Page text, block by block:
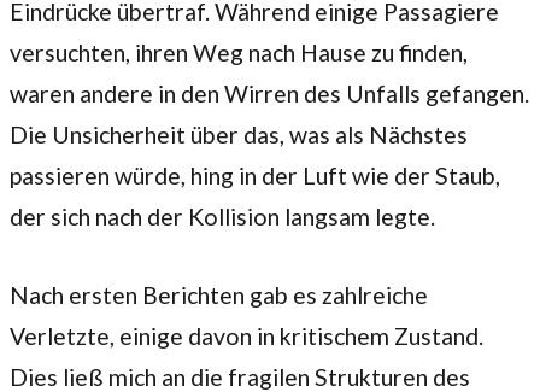
Eindrücke übertraf. Während einige Passagiere
versuchten, ihren Weg nach Hause zu finden,
waren andere in den Wirren des Unfalls gefangen.
Die Unsicherheit über das, was als Nächstes
passieren würde, hing in der Luft wie der Staub,
der sich nach der Kollision langsam legte.
Nach ersten Berichten gab es zahlreiche
Verletzte, einige davon in kritischem Zustand.
Dies ließ mich an die fragilen Strukturen des